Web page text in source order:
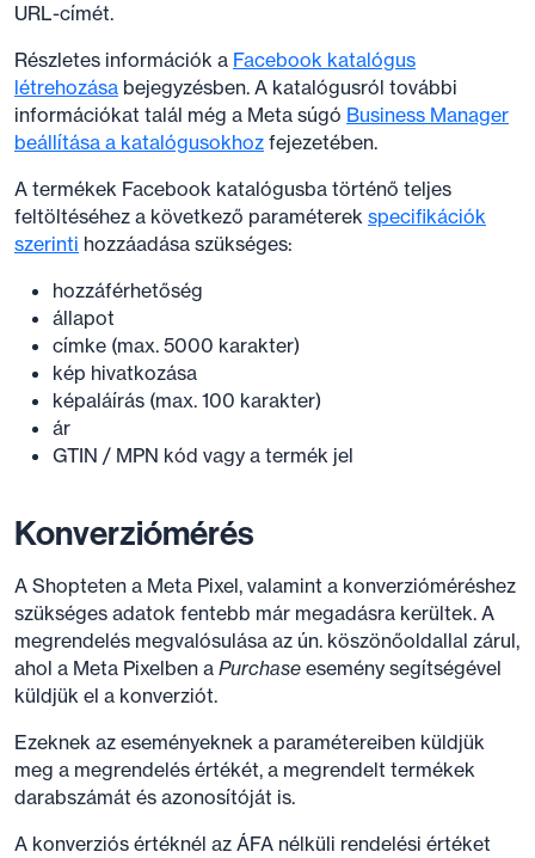
URL-címét.
Részletes információk a Facebook katalógus
létrehozása bejegyzésben. A katalógusról további
információkat talál még a Meta súgó Business Manager
beállítása a katalógusokhoz fejezetében.
A termékek Facebook katalógusba történő teljes
feltöltéséhez a következő paraméterek specifikációk
szerinti hozzáadása szükséges:
hozzáférhetőség
állapot
címke (max. 5000 karakter)
kép hivatkozása
képaláírás (max. 100 karakter)
ár
GTIN / MPN kód vagy a termék jel
Konverziómérés
A Shopteten a Meta Pixel, valamint a konverzióméréshez
szükséges adatok fentebb már megadásra kerültek. A
megrendelés megvalósulása az ún. köszönőoldallal zárul,
ahol a Meta Pixelben a Purchase esemény segítségével
küldjük el a konverziót.
Ezeknek az eseményeknek a paramétereiben küldjük
meg a megrendelés értékét, a megrendelt termékek
darabszámát és azonosítóját is.
A konverziós értéknél az ÁFA nélküli rendelési értéket